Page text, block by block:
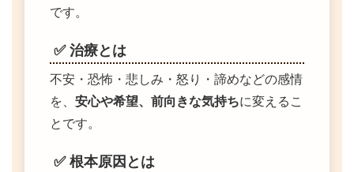
です。
✅ 治療とは
不安・恐怖・悲しみ・怒り・諦めなどの感情
を、 安心や希望、前向きな気持ちに変えるこ
とです。
✅ 根本原因とは